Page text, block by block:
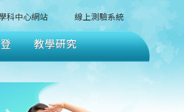
科中心網站 線上測驗系統
教學研究